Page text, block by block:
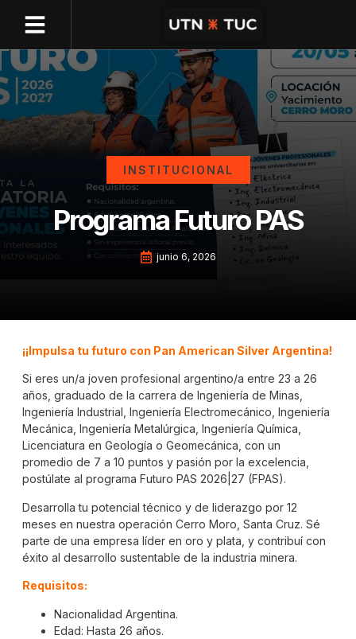
INSTITUCIONAL
Programa Futuro PAS
junio 6, 2026
¡¡Impulsa tu futuro con Pan American Silver Argentina!
Si eres un/a joven profesional argentino/a entre 23 a 26
años, graduado de la carrera de Ingeniería de Minas,
Ingeniería Industrial, Ingeniería Electromecánico, Ingeniería
Mecánica, Ingeniería Metalúrgica, Ingeniería Química,
Licenciatura en Geología o Geomecánica, con un
promedio de 7 a 10 puntos y pasión por la excelencia,
postúlate al programa Futuro PAS 2026|27 (FPAS).
Desarrolla tu potencial técnico y de liderazgo por 12
meses en nuestra operación Cerro Moro, Santa Cruz. Sé
parte de una empresa líder en oro y plata, y contribuí con
éxito al desarrollo sustentable de la industria minera.
Requisitos:
Nacionalidad Argentina.
Edad: Hasta 26 años.